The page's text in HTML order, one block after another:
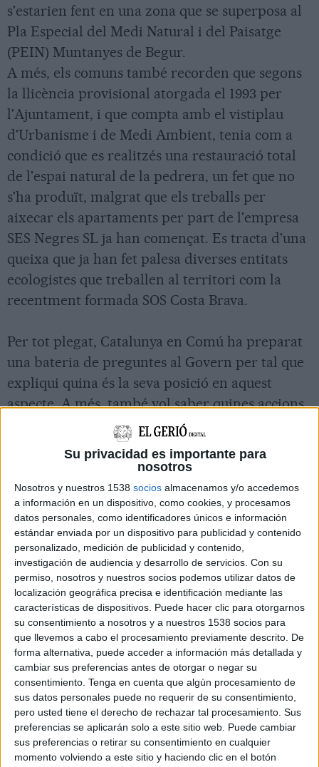
Su privacidad es importante para
nosotros
Nosotros y nuestros 1538 socios almacenamos y/o accedemos
a información en un dispositivo, como cookies, y procesamos
datos personales, como identificadores únicos e información
estándar enviada por un dispositivo para publicidad y contenido
personalizado, medición de publicidad y contenido,
investigación de audiencia y desarrollo de servicios. Con su
permiso, nosotros y nuestros socios podemos utilizar datos de
localización geográfica precisa e identificación mediante las
características de dispositivos. Puede hacer clic para otorgarnos
su consentimiento a nosotros y a nuestros 1538 socios para
que llevemos a cabo el procesamiento previamente descrito. De
forma alternativa, puede acceder a información más detallada y
cambiar sus preferencias antes de otorgar o negar su
consentimiento. Tenga en cuenta que algún procesamiento de
sus datos personales puede no requerir de su consentimiento,
pero usted tiene el derecho de rechazar tal procesamiento. Sus
preferencias se aplicarán solo a este sitio web. Puede cambiar
sus preferencias o retirar su consentimiento en cualquier
momento volviendo a este sitio y haciendo clic en el botón
s'estarien fent en una zona que se superposa al
Pla Especial del Medi Natural i del Paisatge
(PEIN) Muntanyes de Begur.
A més, els comuns també recorden que segons
la llicència provisional atorgada el 1993 per
l'Ajuntament, i que compta amb el vistiplau
d'Urbanisme i de Medi Ambient, tenia com a
condició que es realitzés una restauració total
de l'espai natural de la pedrera, un fet que no
s'ha produït, malgrat que els treballs per
aixecar els apartaments per part de l'empresa
SES Negres SL ja han començat. Es tracta d'una
queixa que ja han fet palesa diverses entitats
ecologistes que treballen al territori com la
recentment formada SOS Costa Brava.
Per tot plegat, Catalunya en Comú ha preparat
una bateria de preguntes al Govern per tal que
expliqui quina és la seva posició en aquest
aspecte. A més, també vol saber quines accions
ha impulsat o té previstes tirar endavant per
aturar les obres. Els Comuns també volen saber
si la Generalitat s'ha reunit amb les entitats
ecologistes que denuncien aquest projecte i
l'insta a esclarir si el municipi de Begur "pot
assumir nous projectes urbanístics".
Des de les diferents entitats han alertat que si
segueix el ritme de construcció actual, en breu
ja no quedaran espais naturals al llarg de la
Costa Brava. També adverteixen de la saturació
de bona part de les cales de Begur els mesos
d'estiu, amb una pressió antròpica molt
elevada, un trànsit rodat desproporcionat i
unes xarxes de sanejament deficients.
ImprimirEnvia
a
PDF